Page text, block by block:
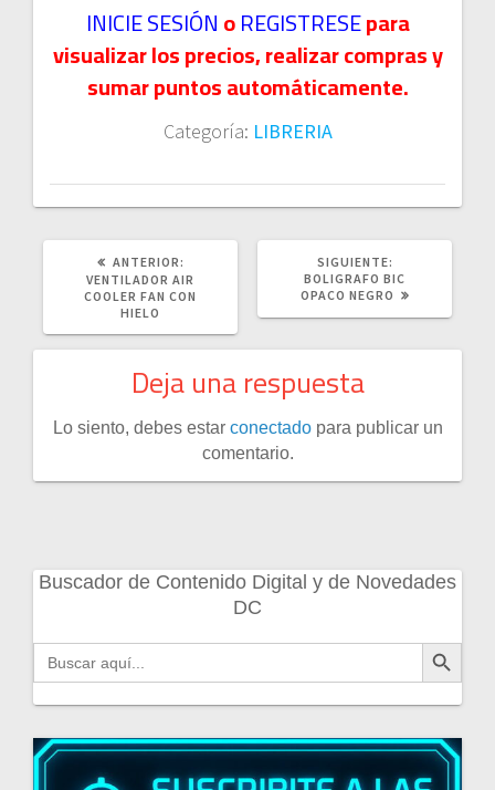
INICIE SESIÓNoREGISTRESEpara
visualizar los precios, realizar compras y
sumar puntos automáticamente.
Categoría: LIBRERIA
ANTERIOR:
ANTERIOR:
VENTILADOR AIR
COOLER FAN CON
HIELO
SIGUIENTE:
POST:
BOLIGRAFO BIC
OPACO NEGRO
Deja una respuesta
Lo siento, debes estar conectadopara publicar un
comentario.
Buscador de Contenido Digital y de Novedades
DC
Buscar: Botón de búsqueda